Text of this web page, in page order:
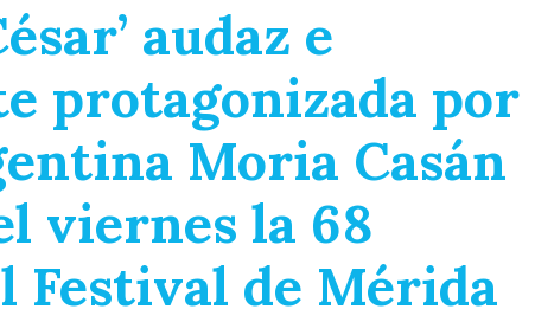
audaz e
protagonizada por
Moria Casán
viernes la 68
Festival de Mérida